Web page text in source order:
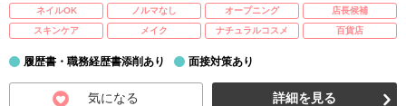
ネイルOK
ノルマなし オープニング
店長候補
スキンケア
メイク ナチュラルコスメ 百貨店
履歴書・職務経歴書添削あり 面接対策あり
気になる 詳細を見る